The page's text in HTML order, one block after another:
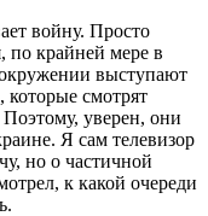
войну. Просто
по крайней мере в
выступают
смотрят
Поэтому, уверен, они
Я сам телевизор
но о частичной
к какой очереди